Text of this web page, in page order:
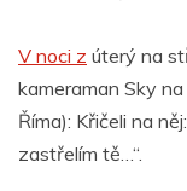
k
V noci z úterý na
kameraman Sky
Říma): Křičeli na
zastřelím tě…“.